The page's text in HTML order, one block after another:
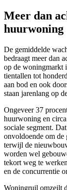
Meer dan
huurwoning
De gemiddelde
bedraagt meer dan
op de woningmarkt
tientallen tot
aan bod en ook
staan jarenlang op
Ongeveer 37
huurwoning en
sociale segment.
onvoldoende om
terwijl de
worden wel
tekort weg te
en de concurrentie
Woningruil omzeilt